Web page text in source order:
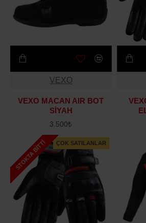
VEXO
VEXO MACAN AIR BOT
SİYAH
3.500₺
ÇOK SATILANLAR
STOKTA BITTI